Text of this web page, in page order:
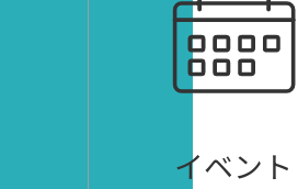
イベント